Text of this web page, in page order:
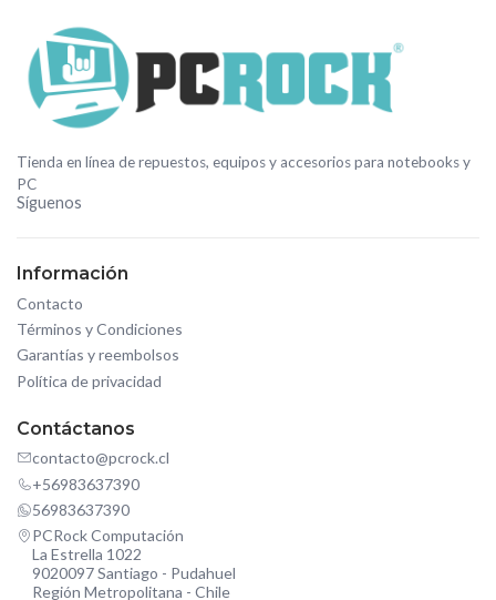
Tienda en línea de repuestos, equipos y accesorios para notebooks y
PC
Síguenos
Información
Contacto
Términos y Condiciones
Garantías y reembolsos
Política de privacidad
Contáctanos
contacto@pcrock.cl
+56983637390
56983637390
PCRock Computación
La Estrella 1022
9020097 Santiago - Pudahuel
Región Metropolitana - Chile